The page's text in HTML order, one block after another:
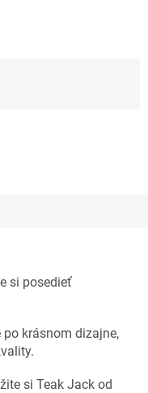
si posedieť
krásnom dizajne,
si Teak Jack od